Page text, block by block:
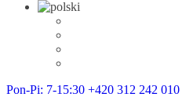
Pon-Pi: 7-15:30 +420 312 242 010